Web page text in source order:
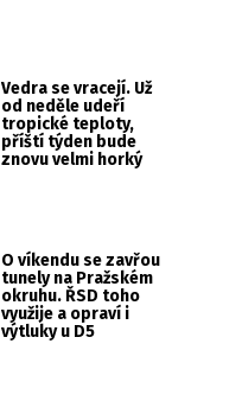
Vedra se vracejí. Už
od neděle udeří
tropické teploty,
příští týden bude
znovu velmi horký
O víkendu se zavřou
tunely na Pražském
okruhu. ŘSD toho
využije a opraví i
výtluky u D5